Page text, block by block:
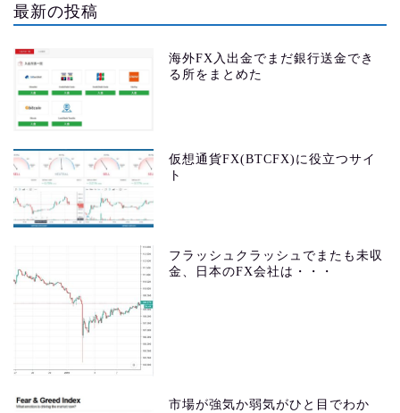
最新の投稿
海外FX入出金でまだ銀行送金でき
る所をまとめた
仮想通貨FX(BTCFX)に役立つサイ
ト
フラッシュクラッシュでまたも未収
金、日本のFX会社は・・・
市場が強気か弱気がひと目でわか